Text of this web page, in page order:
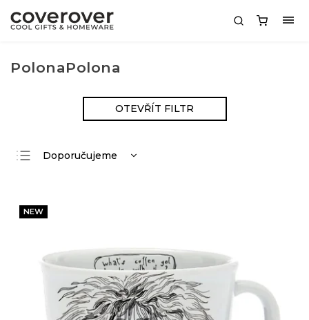
PolonaPolona
OTEVŘÍT FILTR
Doporučujeme
Nejprodávanější
NEW